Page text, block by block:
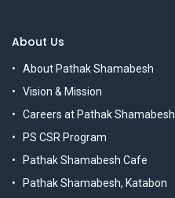
About Us
About Pathak Shamabesh
Vision & Mission
Careers at Pathak Shamabesh
PS CSR Program
Pathak Shamabesh Cafe
Pathak Shamabesh, Katabon